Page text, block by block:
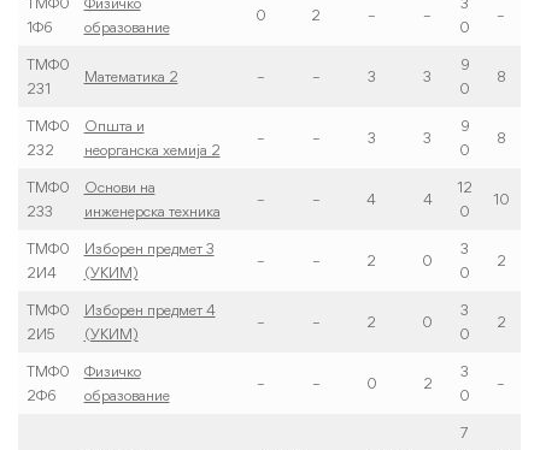
1Ф6
образование
0 2 – –
0
–
ТМФ0
231
Математика 2 – – 3 3
9
0
8
ТМФ0
232
Општа и
неорганска хемија 2
– – 3 3
9
0
8
ТМФ0
233
Основи на
инженерска техника
– – 4 4
12
0
10
ТМФ0
2И4
Изборен предмет 3
(УКИМ)
– – 2 0
3
0
2
ТМФ0
2И5
Изборен предмет 4
(УКИМ)
– – 2 0
3
0
2
ТМФ0
2Ф6
Физичко
образование
– – 0 2
3
0
–
7